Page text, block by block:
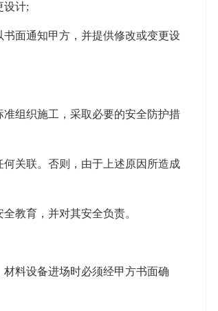
计;
面通知甲方，并提供修改或变更设
组织施工，采取必要的安全防护措
关联。否则，由于上述原因所造成
教育，并对其安全负责。
料设备进场时必须经甲方书面确